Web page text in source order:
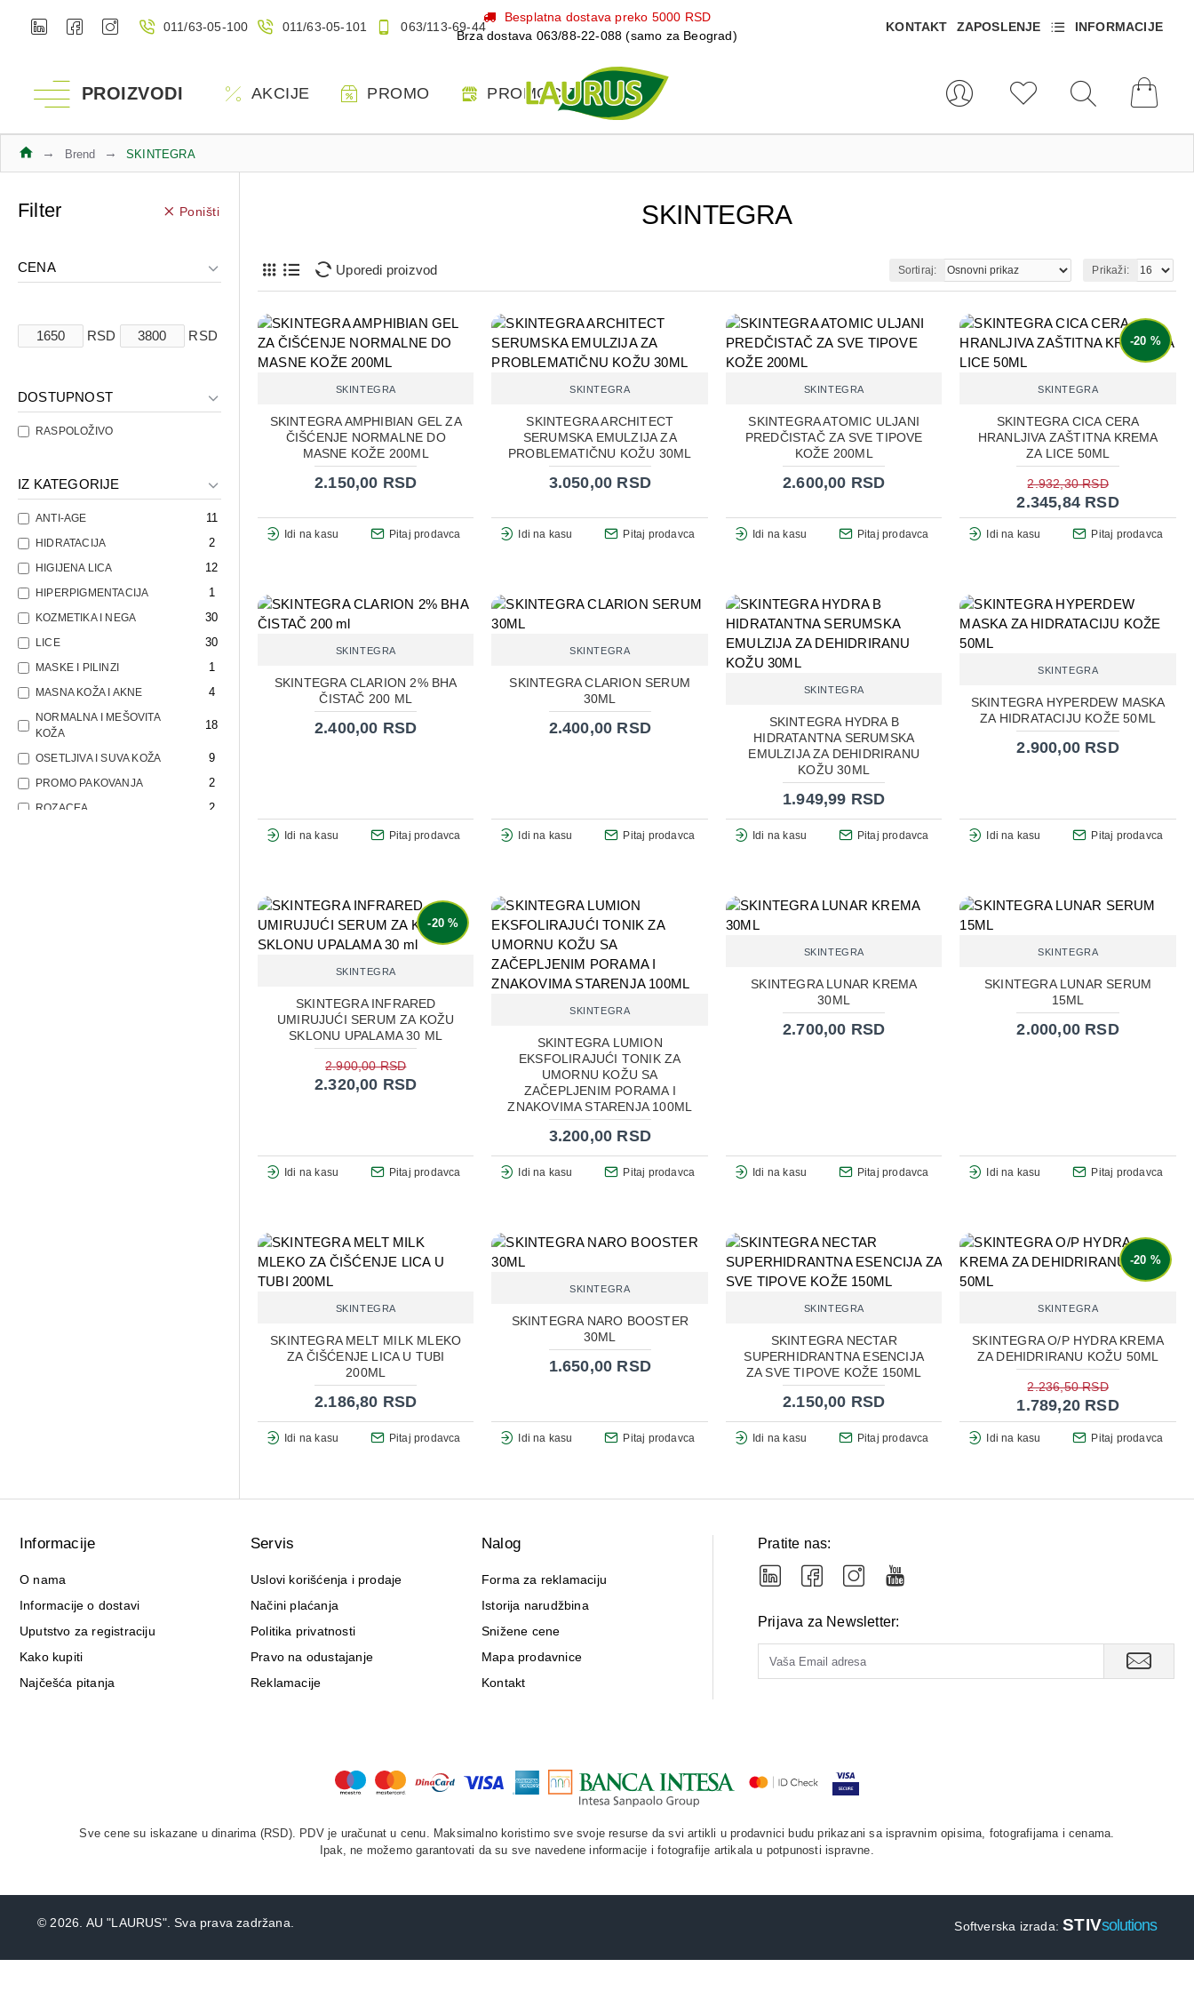
011/63-05-100 011/63-05-101 063/113-69-44
Besplatna dostava preko 5000 RSD
Brza dostava 063/88-22-088 (samo za Beograd)
KONTAKT ZAPOSLENJE INFORMACIJE
PROIZVODI AKCIJE PROMO PROMOCIJE
Brend SKINTEGRA
Filter Poništi
CENA
RSD RSD
IZ KATEGORIJE
ANTI-AGE 11
HIDRATACIJA 2
HIGIJENA LICA 12
HIPERPIGMENTACIJA 1
KOZMETIKA I NEGA 30
LICE 30
MASKE I PILINZI 1
MASNA KOŽA I AKNE 4
NORMALNA I MEŠOVITA
KOŽA
18
OSETLJIVA I SUVA KOŽA 9
PROMO PAKOVANJA 2
ROZACEA 2
DOSTUPNOST
RASPOLOŽIVO
SKINTEGRA
Uporedi proizvod Sortiraj: Prikaži:
SKINTEGRA
SKINTEGRA AMPHIBIAN GEL ZA
ČIŠĆENJE NORMALNE DO
MASNE KOŽE 200ML
2.150,00 RSD
Idi na kasu Pitaj prodavca
SKINTEGRA
SKINTEGRA ARCHITECT
SERUMSKA EMULZIJA ZA
PROBLEMATIČNU KOŽU 30ML
3.050,00 RSD
Idi na kasu Pitaj prodavca
SKINTEGRA
SKINTEGRA ATOMIC ULJANI
PREDČISTAČ ZA SVE TIPOVE
KOŽE 200ML
2.600,00 RSD
Idi na kasu Pitaj prodavca
-20 %
SKINTEGRA
SKINTEGRA CICA CERA
HRANLJIVA ZAŠTITNA KREMA
ZA LICE 50ML
2.345,84 RSD
2.932,30 RSD
Idi na kasu Pitaj prodavca
SKINTEGRA
SKINTEGRA CLARION 2% BHA
ČISTAČ 200 ML
2.400,00 RSD
Idi na kasu Pitaj prodavca
SKINTEGRA
SKINTEGRA CLARION SERUM
30ML
2.400,00 RSD
Idi na kasu Pitaj prodavca
SKINTEGRA
SKINTEGRA HYDRA B
HIDRATANTNA SERUMSKA
EMULZIJA ZA DEHIDRIRANU
KOŽU 30ML
1.949,99 RSD
Idi na kasu Pitaj prodavca
SKINTEGRA
SKINTEGRA HYPERDEW MASKA
ZA HIDRATACIJU KOŽE 50ML
2.900,00 RSD
Idi na kasu Pitaj prodavca
-20 %
SKINTEGRA
SKINTEGRA INFRARED
UMIRUJUĆI SERUM ZA KOŽU
SKLONU UPALAMA 30 ML
2.320,00 RSD
2.900,00 RSD
Idi na kasu Pitaj prodavca
SKINTEGRA
SKINTEGRA LUMION
EKSFOLIRAJUĆI TONIK ZA
UMORNU KOŽU SA
ZAČEPLJENIM PORAMA I
ZNAKOVIMA STARENJA 100ML
3.200,00 RSD
Idi na kasu Pitaj prodavca
SKINTEGRA
SKINTEGRA LUNAR KREMA
30ML
2.700,00 RSD
Idi na kasu Pitaj prodavca
SKINTEGRA
SKINTEGRA LUNAR SERUM
15ML
2.000,00 RSD
Idi na kasu Pitaj prodavca
SKINTEGRA
SKINTEGRA MELT MILK MLEKO
ZA ČIŠĆENJE LICA U TUBI
200ML
2.186,80 RSD
Idi na kasu Pitaj prodavca
SKINTEGRA
SKINTEGRA NARO BOOSTER
30ML
1.650,00 RSD
Idi na kasu Pitaj prodavca
SKINTEGRA
SKINTEGRA NECTAR
SUPERHIDRANTNA ESENCIJA
ZA SVE TIPOVE KOŽE 150ML
2.150,00 RSD
Idi na kasu Pitaj prodavca
-20 %
SKINTEGRA
SKINTEGRA O/P HYDRA KREMA
ZA DEHIDRIRANU KOŽU 50ML
1.789,20 RSD
2.236,50 RSD
Idi na kasu Pitaj prodavca
Informacije
O nama
Informacije o dostavi
Uputstvo za registraciju
Kako kupiti
Najčešća pitanja
Servis
Uslovi korišćenja i prodaje
Načini plaćanja
Politika privatnosti
Pravo na odustajanje
Reklamacije
Nalog
Forma za reklamaciju
Istorija narudžbina
Snižene cene
Mapa prodavnice
Kontakt
Pratite nas:
Prijava za Newsletter:
Sve cene su iskazane u dinarima (RSD). PDV je uračunat u cenu. Maksimalno koristimo sve svoje resurse da svi artikli u prodavnici budu prikazani sa ispravnim opisima, fotografijama i cenama.
Ipak, ne možemo garantovati da su sve navedene informacije i fotografije artikala u potpunosti ispravne.
© 2026. AU "LAURUS". Sva prava zadržana. Softverska izrada:STIVsolutions